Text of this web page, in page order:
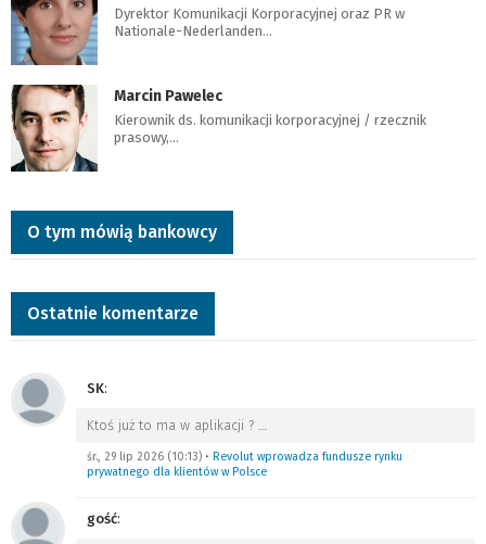
Dyrektor Komunikacji Korporacyjnej oraz PR w
Nationale-Nederlanden…
Marcin Pawelec
Kierownik ds. komunikacji korporacyjnej / rzecznik
prasowy,…
O tym mówią bankowcy
Ostatnie komentarze
SK:
Ktoś już to ma w aplikacji ? …
śr., 29 lip 2026 (10:13) • Revolut wprowadza fundusze rynku
prywatnego dla klientów w Polsce
gość: